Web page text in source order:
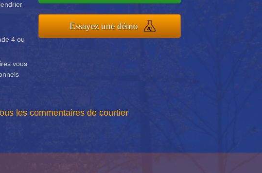
4 ou
vous
Essayez une démo
les commentaires de courtier